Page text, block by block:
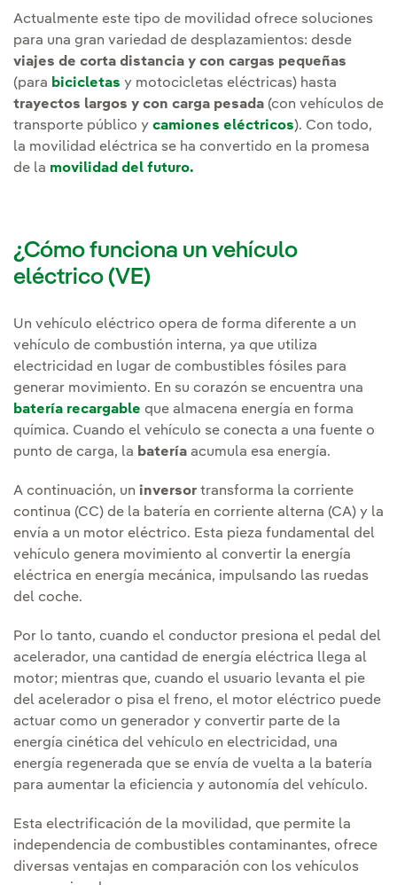
Actualmente este tipo de movilidad ofrece soluciones
para una gran variedad de desplazamientos: desde
viajes de corta distancia y con cargas pequeñas
(para bicicletas y motocicletas eléctricas) hasta
trayectos largos y con carga pesada (con vehículos de
transporte público y camiones eléctricos). Con todo,
la movilidad eléctrica se ha convertido en la promesa
de la movilidad del futuro.
¿Cómo funciona un vehículo
eléctrico (VE)
Un vehículo eléctrico opera de forma diferente a un
vehículo de combustión interna, ya que utiliza
electricidad en lugar de combustibles fósiles para
generar movimiento. En su corazón se encuentra una
batería recargable que almacena energía en forma
química. Cuando el vehículo se conecta a una fuente o
punto de carga, la batería acumula esa energía.
A continuación, un inversor transforma la corriente
continua (CC) de la batería en corriente alterna (CA) y la
envía a un motor eléctrico. Esta pieza fundamental del
vehículo genera movimiento al convertir la energía
eléctrica en energía mecánica, impulsando las ruedas
del coche.
Por lo tanto, cuando el conductor presiona el pedal del
acelerador, una cantidad de energía eléctrica llega al
motor; mientras que, cuando el usuario levanta el pie
del acelerador o pisa el freno, el motor eléctrico puede
actuar como un generador y convertir parte de la
energía cinética del vehículo en electricidad, una
energía regenerada que se envía de vuelta a la batería
para aumentar la eficiencia y autonomía del vehículo.
Esta electrificación de la movilidad, que permite la
independencia de combustibles contaminantes, ofrece
diversas ventajas en comparación con los vehículos